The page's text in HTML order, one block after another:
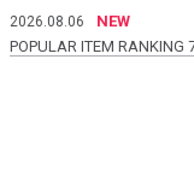
2026.08.06
NEW
POPULAR ITEM